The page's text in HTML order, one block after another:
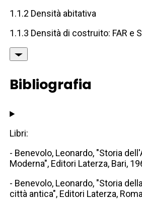
1.1.2 Densità abitativa
1.1.3 Densità di costruito: FAR e
Bibliografia
Libri:
- Benevolo, Leonardo, "Storia
Moderna", Editori Laterza, Bari,
- Benevolo, Leonardo, "Storia
città antica", Editori Laterza,